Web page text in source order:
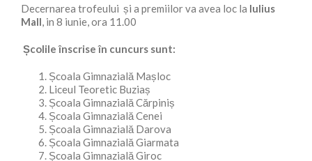
Decernarea trofeului și a premiilor va avea loc la Iulius
Mall, in 8 iunie, ora 11.00
Școlile înscrise în cuncurs sunt:
Școala Gimnazială Mașloc
Liceul Teoretic Buziaș
Școala Gimnazială Cărpiniș
Școala Gimnazială Cenei
Școala Gimnazială Darova
Școala Gimnazială Giarmata
Școala Gimnazială Giroc